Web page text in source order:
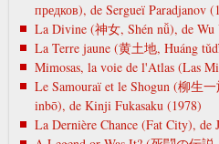
предков), de Sergueï Paradjanov
La Divine (神女, Shén nǚ), de Wu
La Terre jaune (黄土地, Huáng
Mimosas, la voie de l'Atlas (Las
Le Samouraï et le Shogun (柳生
inbō), de Kinji Fukasaku (1978)
La Dernière Chance (Fat City), de